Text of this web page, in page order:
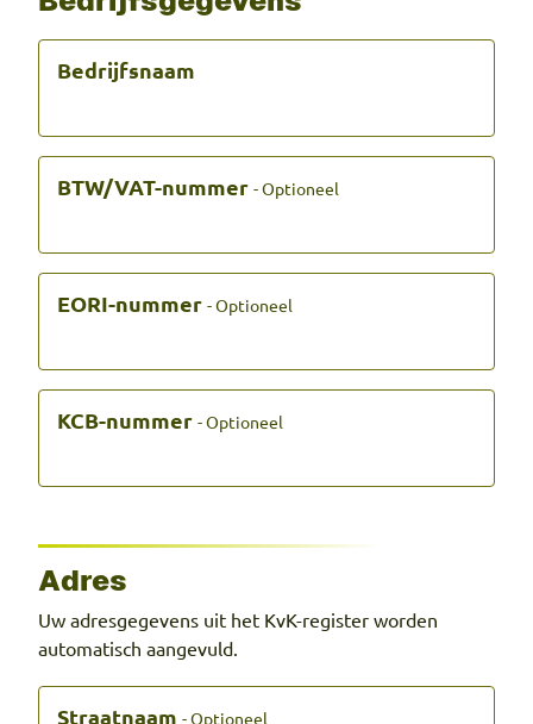
Bedrijfsnaam
BTW/VAT-nummer - Optioneel
EORI-nummer - Optioneel
KCB-nummer - Optioneel
Adres
Uw adresgegevens uit het KvK-register worden
automatisch aangevuld.
Straatnaam - Optioneel